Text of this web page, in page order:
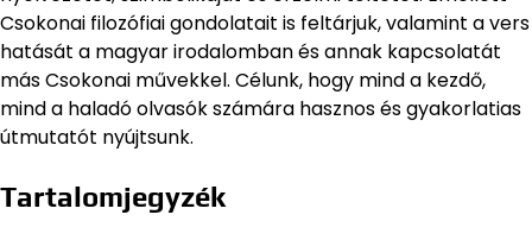
Csokonai filozófiai gondolatait is feltárjuk, valamint a vers
hatását a magyar irodalomban és annak kapcsolatát
más Csokonai művekkel. Célunk, hogy mind a kezdő,
mind a haladó olvasók számára hasznos és gyakorlatias
útmutatót nyújtsunk.
Tartalomjegyzék